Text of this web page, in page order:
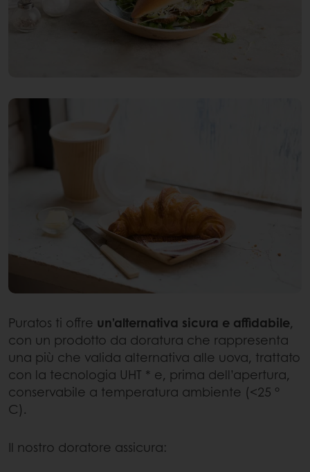
Puratos ti offre un’alternativa sicura e affidabile,
con un prodotto da doratura che rappresenta
una più che valida alternativa alle uova, trattato
con la tecnologia UHT * e, prima dell’apertura,
conservabile a temperatura ambiente (<25 °
C).
Il nostro doratore assicura: